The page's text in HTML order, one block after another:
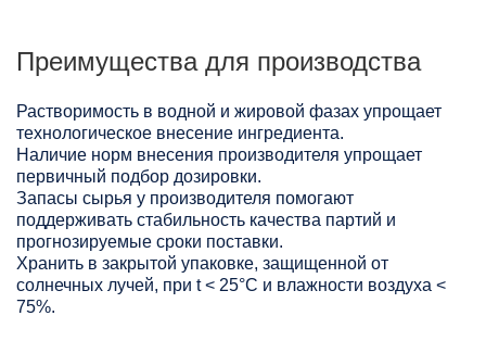
Преимущества для производства
Растворимость в водной и жировой фазах упрощает
технологическое внесение ингредиента.
Наличие норм внесения производителя упрощает
первичный подбор дозировки.
Запасы сырья у производителя помогают
поддерживать стабильность качества партий и
прогнозируемые сроки поставки.
Хранить в закрытой упаковке, защищенной от
солнечных лучей, при t < 25°С и влажности воздуха <
75%.